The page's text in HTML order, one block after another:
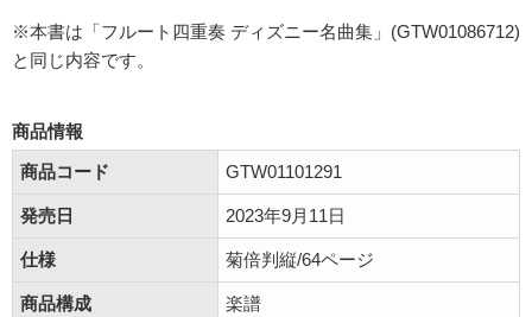
※本書は「フルート四重奏 ディズニー名曲集」(GTW01086712)
と同じ内容です。
商品情報
商品コード
GTW01101291
発売日 2023年9月11日
仕様 菊倍判縦/64ページ
商品構成 楽譜